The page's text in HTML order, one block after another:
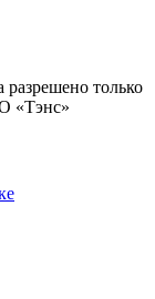
разрешено только
«Тэнс»